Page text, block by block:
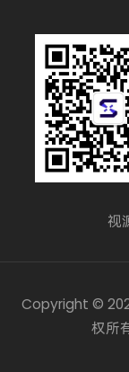
视
Copyright ©
权所